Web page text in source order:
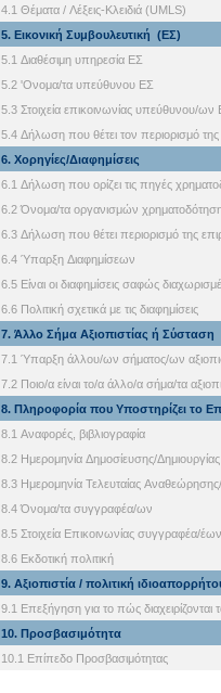
4.1 Θέματα / Λέξεις-Κλειδιά (UMLS)
5. Εικονική Συμβουλευτική (ΕΣ)
5.1 Διαθέσιμη υπηρεσία ΕΣ
5.2 'Ονομα/τα υπεύθυνου ΕΣ
5.3 Στοιχεία επικοινωνίας υπεύθυνου/ων
5.4 Δήλωση που θέτει τον περιορισμό
6. Χορηγίες/Διαφημίσεις
6.1 Δήλωση που ορίζει τις πηγές
6.2 Όνομα/τα οργανισμών
6.3 Δήλωση που θέτει περιορισμό της
6.4 Ύπαρξη Διαφημίσεων
6.5 Είναι οι διαφημίσεις σαφώς
6.6 Πολιτική σχετικά με τις διαφημίσεις
7. Άλλο Σήμα Αξιοπιστίας ή Σύσταση
7.1 Ύπαρξη άλλου/ων σήματος/ων
7.2 Ποιo/α είναι το/α άλλo/α σήμα/τα
8. Πληροφορία που Υποστηρίζει το
8.1 Αναφορές, βιβλιογραφία
8.2 Ημερομηνία Δημοσίευσης/Δημιουργίας
8.3 Ημερομηνία Τελευταίας
8.4 Όνομα/τα συγγραφέα/ων
8.5 Στοιχεία Επικοινωνίας συγγραφέα/έων
8.6 Εκδοτική πολιτική
9. Αξιοπιστία / πολιτική
9.1 Επεξήγηση για το πώς
10. Προσβασιμότητα
10.1 Επίπεδο Προσβασιμότητας